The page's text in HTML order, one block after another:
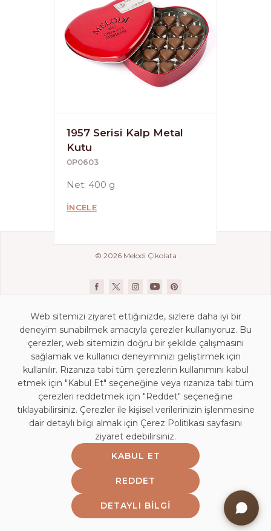
1957 Serisi Kalp Metal
Kutu
0P0603
Net: 400 g
İNCELE
© 2026 Melodi Çikolata
İletişim Bilgileri
KVKK Aydınlatma Beyanı
Mağaza Aydınlatma Beyanı
Kişisel Veri Saklama ve İmha Politikası
Çerez Politikası
Bilgi Toplumu Hizmetleri
Bayi Girişi
Web Bilgilendirme Yazısı
Web sitemizi ziyaret ettiğinizde, sizlere daha iyi bir
deneyim sunabilmek amacıyla çerezler kullanıyoruz. Bu
çerezler, web sitemizin doğru bir şekilde çalışmasını
sağlamak ve kullanıcı deneyiminizi geliştirmek için
kullanılır. Rızanıza tabi tüm çerezlerin kullanımını kabul
etmek için "Kabul Et" seçeneğine veya rızanıza tabi tüm
çerezleri reddetmek için "Reddet" seçeneğine
tıklayabilirsiniz. Çerezler ile kişisel verilerinizin işlenmesine
dair detaylı bilgi almak için Çerez Politikası sayfasını
ziyaret edebilirsiniz.
KABUL ET
REDDET
DETAYLI BILGI